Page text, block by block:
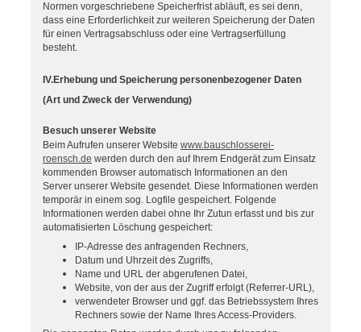
Normen vorgeschriebene Speicherfrist abläuft, es sei denn,
dass eine Erforderlichkeit zur weiteren Speicherung der Daten
für einen Vertragsabschluss oder eine Vertragserfüllung
besteht.
IV.Erhebung und Speicherung personenbezogener Daten
(Art und Zweck der Verwendung)
Besuch unserer Website
Beim Aufrufen unserer Website www.bauschlosserei-
roensch.de werden durch den auf Ihrem Endgerät zum Einsatz
kommenden Browser automatisch Informationen an den
Server unserer Website gesendet. Diese Informationen werden
temporär in einem sog. Logfile gespeichert. Folgende
Informationen werden dabei ohne Ihr Zutun erfasst und bis zur
automatisierten Löschung gespeichert:
IP-Adresse des anfragenden Rechners,
Datum und Uhrzeit des Zugriffs,
Name und URL der abgerufenen Datei,
Website, von der aus der Zugriff erfolgt (Referrer-URL),
verwendeter Browser und ggf. das Betriebssystem Ihres
Rechners sowie der Name Ihres Access-Providers.